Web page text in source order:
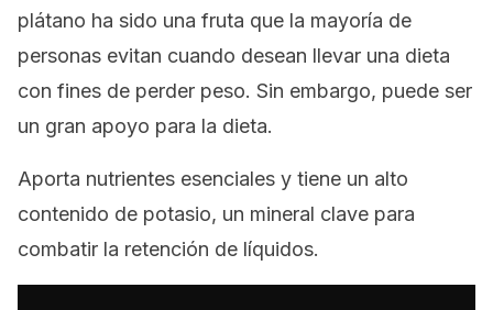
plátano ha sido una fruta que la mayoría de
personas evitan cuando desean llevar una dieta
con fines de perder peso. Sin embargo, puede ser
un gran apoyo para la dieta.
Aporta nutrientes esenciales y tiene un alto
contenido de potasio, un mineral clave para
combatir la retención de líquidos.